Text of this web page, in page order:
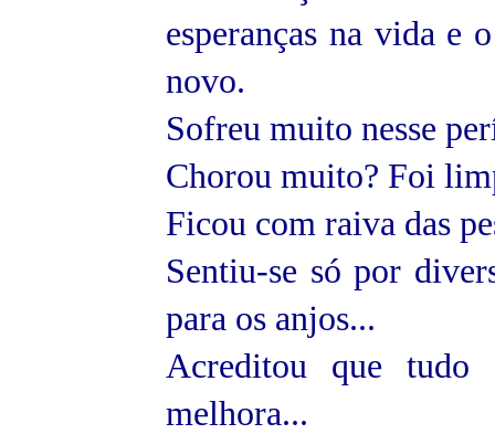
esperanças na vida e
novo.
Sofreu muito nesse
Chorou muito? Foi
Ficou com raiva das
Sentiu-se só por
para os anjos...
Acreditou que
melhora...